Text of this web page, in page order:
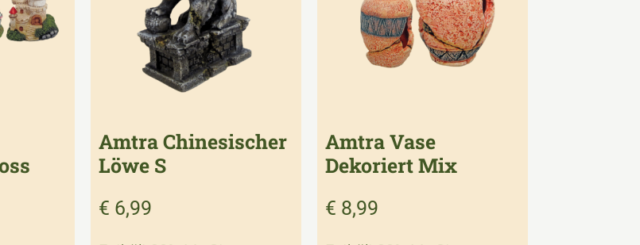
Amtra Chinesischer
Löwe S
€ 6,99
Amtra Vase
Dekoriert Mix
€ 8,99